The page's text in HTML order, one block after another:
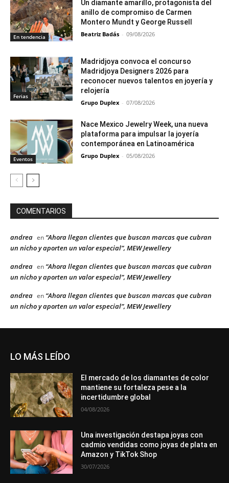
En tendencia
Un diamante amarillo, protagonista del
anillo de compromiso de Carmen
Montero Mundt y George Russell
Beatriz Badás - 09/08/2026
Ferias
Madridjoya convoca el concurso
Madridjoya Designers 2026 para
reconocer nuevos talentos en joyería y
relojería
Grupo Duplex - 07/08/2026
Eventos
Nace Mexico Jewelry Week, una nueva
plataforma para impulsar la joyería
contemporánea en Latinoamérica
Grupo Duplex - 05/08/2026
COMENTARIOS
andrea en “Ahora llegan clientes que buscan marcas que cubran
un nicho y aporten un valor especial”, MEW Jewellery
andrea en “Ahora llegan clientes que buscan marcas que cubran
un nicho y aporten un valor especial”, MEW Jewellery
andrea en “Ahora llegan clientes que buscan marcas que cubran
un nicho y aporten un valor especial”, MEW Jewellery
LO MÁS LEÍDO
El mercado de los diamantes de color
mantiene su fortaleza pese a la
incertidumbre global
04/08/2026
Una investigación destapa joyas con
cadmio vendidas como joyas de plata en
Amazon y TikTok Shop
30/07/2026